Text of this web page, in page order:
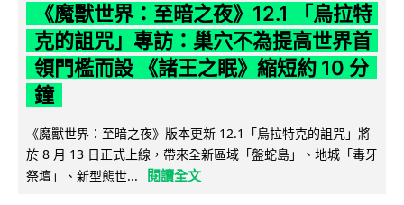
《魔獸世界：至暗之夜》12.1 「烏拉特
克的詛咒」專訪：巢穴不為提高世界首
領門檻而設 《諸王之眠》縮短約 10 分
鐘
《魔獸世界：至暗之夜》版本更新 12.1「烏拉特克的詛咒」將
於 8 月 13 日正式上線，帶來全新區域「盤蛇島」、地城「毒牙
祭壇」、新型態世...
閱讀全文